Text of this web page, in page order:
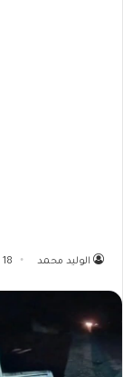
الوليد محمد 18 يونيو 2026 - 11:34 صباحًا